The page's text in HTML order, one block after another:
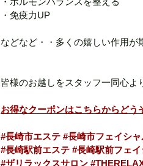
・免疫力UP
などなど・・多くの嬉しい作用が
皆様のお越しをスタッフ一同心よ
お得なクーポンはこちらからどう
#長崎市エステ #長崎市フェイシャ
#長崎駅前エステ #長崎駅前フェ
#ザリラックスサロン